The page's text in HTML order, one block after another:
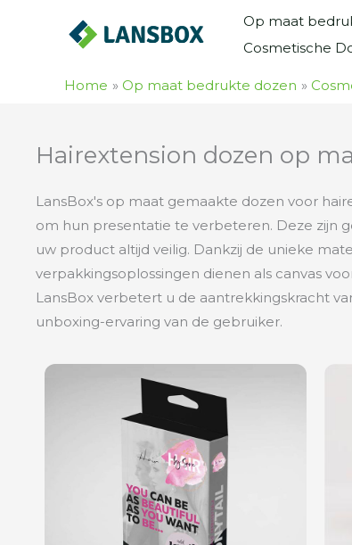
Op maat
Cosmetische
Home Op maat bedrukte dozen
Hairextension dozen op
LansBox's op maat gemaakte dozen voor
om hun presentatie te verbeteren. Deze zijn
uw product altijd veilig. Dankzij de unieke
verpakkingsoplossingen dienen als canvas
LansBox verbetert u de aantrekkingskracht
unboxing-ervaring van de gebruiker.